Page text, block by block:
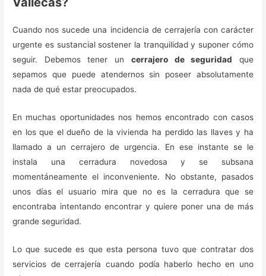
Cuando nos sucede una incidencia de cerrajería con carácter
urgente es sustancial sostener la tranquilidad y suponer cómo
seguir. Debemos tener un cerrajero de seguridad que
sepamos que puede atendernos sin poseer absolutamente
nada de qué estar preocupados.
En muchas oportunidades nos hemos encontrado con casos
en los que el dueño de la vivienda ha perdido las llaves y ha
llamado a un cerrajero de urgencia. En ese instante se le
instala una cerradura novedosa y se subsana
momentáneamente el inconveniente. No obstante, pasados
unos días el usuario mira que no es la cerradura que se
encontraba intentando encontrar y quiere poner una de más
grande seguridad.
Lo que sucede es que esta persona tuvo que contratar dos
servicios de cerrajería cuando podía haberlo hecho en uno